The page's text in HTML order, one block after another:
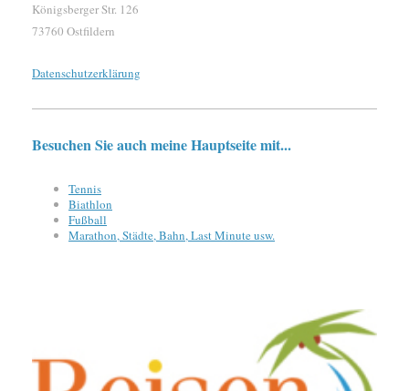
Königsberger Str. 126
73760 Ostfildern
Datenschutzerklärung
Besuchen Sie auch meine Hauptseite mit...
Tennis
Biathlon
Fußball
Marathon, Städte, Bahn, Last Minute usw.